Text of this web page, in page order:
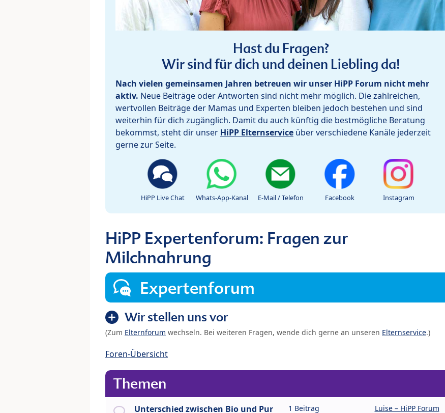
Hast du Fragen?
Wir sind für dich und deinen Liebling da!
Nach vielen gemeinsamen Jahren betreuen wir unser HiPP Forum nicht mehr
aktiv. Neue Beiträge oder Antworten sind nicht mehr möglich. Die zahlreichen,
wertvollen Beiträge der Mamas und Experten bleiben jedoch bestehen und sind
weiterhin für dich zugänglich. Damit du auch künftig die bestmögliche Beratung
bekommst, steht dir unser HiPP Elternservice über verschiedene Kanäle jederzeit
gerne zur Seite.
HiPP Live Chat Whats-App-Kanal E-Mail / Telefon Facebook Instagram
HiPP Expertenforum: Fragen zur
Milchnahrung
Expertenforum
Wir stellen uns vor
(Zum Elternforum wechseln. Bei weiteren Fragen, wende dich gerne an unseren Elternservice.)
Foren-Übersicht
Themen
Unterschied zwischen Bio und Pur
1 Beitrag
Luise – HiPP Forum